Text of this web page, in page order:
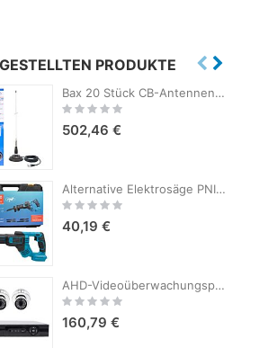
PRODUKTE
Bax 20 Stück CB-Antennen PNI ML100, Länge 100 cm, 26-30 MHz, 250 W, 125 mm Magnet im Lieferumfang enthalten
Rating:
502,46 €
Alternative Elektrosäge PNI CSW100 ohne Akku, 4 Sägeblätter im Lieferumfang enthalten
Rating:
40,19 €
AHD-Videoüberwachungspaket PNI House AHD880, 8 Kanäle, 5 MP – DVR/NVR und 2 Außenkameras AHD25, 5 MP, Kuppel, IP66
Rating:
160,79 €